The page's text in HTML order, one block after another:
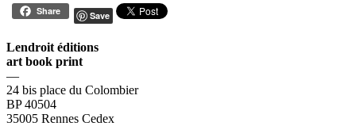
Share Save
Lendroit éditions
art book print
—
24 bis place du Colombier
BP 40504
35005 Rennes Cedex